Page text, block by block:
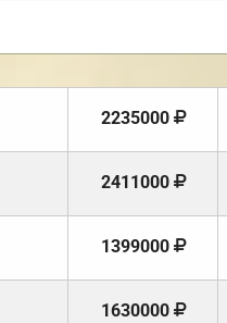
2235000
2411000
1399000
1630000